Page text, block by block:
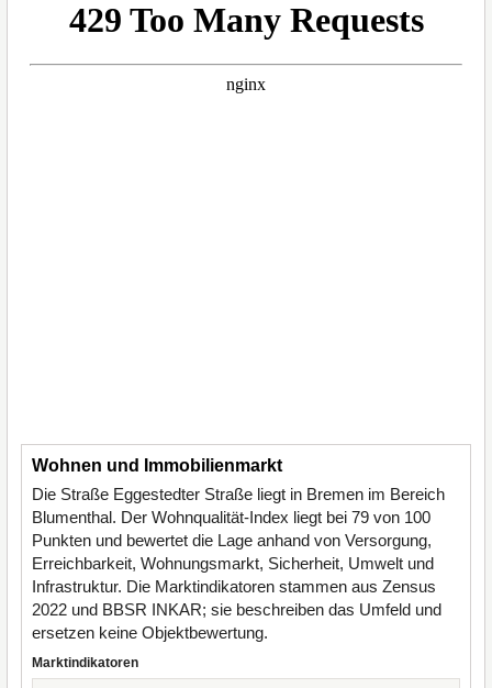
Wohnen und Immobilienmarkt
Die Straße Eggestedter Straße liegt in Bremen im Bereich
Blumenthal. Der Wohnqualität-Index liegt bei 79 von 100
Punkten und bewertet die Lage anhand von Versorgung,
Erreichbarkeit, Wohnungsmarkt, Sicherheit, Umwelt und
Infrastruktur. Die Marktindikatoren stammen aus Zensus
2022 und BBSR INKAR; sie beschreiben das Umfeld und
ersetzen keine Objektbewertung.
Marktindikatoren